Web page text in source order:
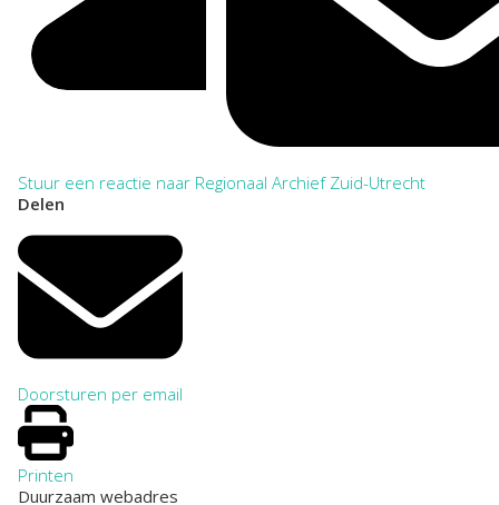
Stuur een reactie naar Regionaal Archief Zuid-Utrecht
Delen
Doorsturen per email
Printen
Duurzaam webadres